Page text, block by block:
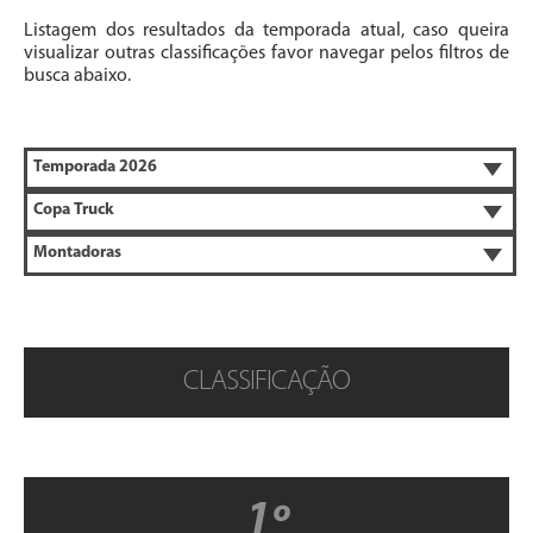
Listagem dos resultados da temporada atual, caso queira
visualizar outras classificações favor navegar pelos filtros de
busca abaixo.
CLASSIFICAÇÃO
1º